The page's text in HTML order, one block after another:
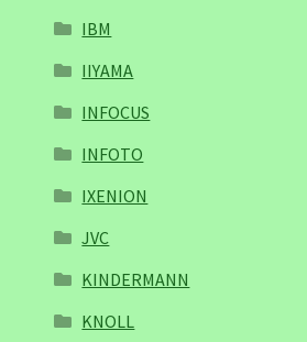
IBM
IIYAMA
INFOCUS
INFOTO
IXENION
JVC
KINDERMANN
KNOLL